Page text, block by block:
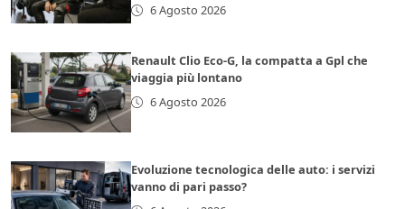
6 Agosto 2026
Renault Clio Eco-G, la compatta a Gpl che
viaggia più lontano
6 Agosto 2026
Evoluzione tecnologica delle auto: i servizi
vanno di pari passo?